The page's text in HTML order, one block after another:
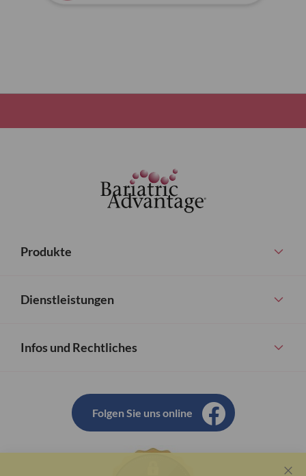
Produkte
Dienstleistungen
Infos und Rechtliches
Folgen Sie uns online